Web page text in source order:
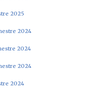
2025
2024
2024
2024
2024